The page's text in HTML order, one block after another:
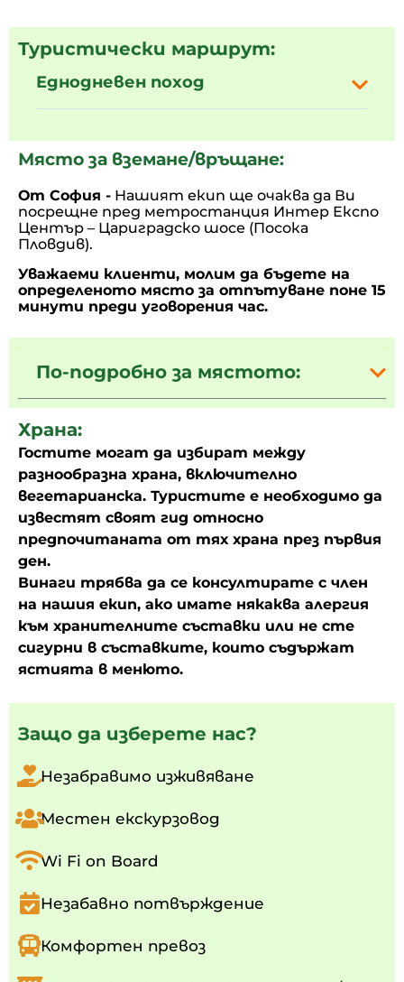
Туристически маршрут:
Еднодневен поход
Място за вземане/връщане:
От София - Нашият екип ще очаква да Ви
посрещне пред метростанция Интер Експо
Център – Цариградско шосе (Посока
Пловдив).
Уважаеми клиенти, молим да бъдете на
определеното място за отпътуване поне 15
минути преди уговорения час.
По-подробно за мястото:
Храна:
Гостите могат да избират между
разнообразна храна, включително
вегетарианска. Туристите е необходимо да
известят своят гид относно
предпочитаната от тях храна през първия
ден.
Винаги трябва да се консултирате с член
на нашия екип, ако имате някаква алергия
към хранителните съставки или не сте
сигурни в съставките, които съдържат
ястията в менюто.
Защо да изберете нас?
Незабравимо изживяване
Местен екскурзовод
Wi Fi on Board
Незабавно потвърждение
Комфортен превоз